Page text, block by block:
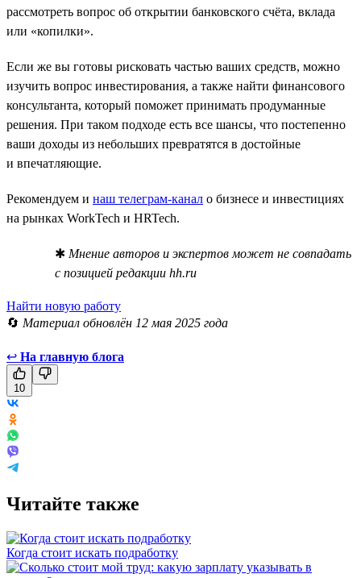
рассмотреть вопрос об открытии банковского счёта, вклада
или «копилки».
Если же вы готовы рисковать частью ваших средств, можно
изучить вопрос инвестирования, а также найти финансового
консультанта, который поможет принимать продуманные
решения. При таком подходе есть все шансы, что постепенно
ваши доходы из небольших превратятся в достойные
и впечатляющие.
Рекомендуем и наш телеграм-канал о бизнесе и инвестициях
на рынках WorkTech и HRTech.
✱ Мнение авторов и экспертов может не совпадать
с позицией редакции hh.ru
Найти новую работу
🔄 Материал обновлён 12 мая 2025 года
↩ На главную блога
10
Читайте также
Когда стоит искать подработку